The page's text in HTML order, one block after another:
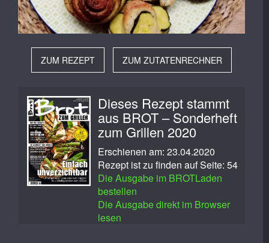
ZUM REZEPT ZUM ZUTATENRECHNER
Dieses Rezept stammt
aus BROT – Sonderheft
zum Grillen 2020
Erschienen am: 23.04.2020
Rezept ist zu finden auf Seite: 54
Die Ausgabe im BROTLaden
bestellen
Die Ausgabe direkt im Browser
lesen